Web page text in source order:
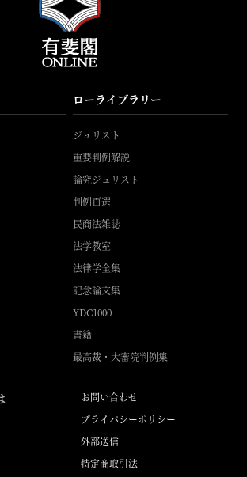
ローライブラリー
ジュリスト
重要判例解説
論究ジュリスト
判例百選
民商法雑誌
法学教室
法律学全集
記念論文集
YDC1000
書籍
最高裁・大審院判例集
お問い合わせ
プライバシーポリシー
外部送信
特定商取引法